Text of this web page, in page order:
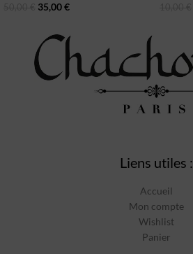
35,00€
Liens utiles :
Accueil
Mon compte
Wishlist
Panier